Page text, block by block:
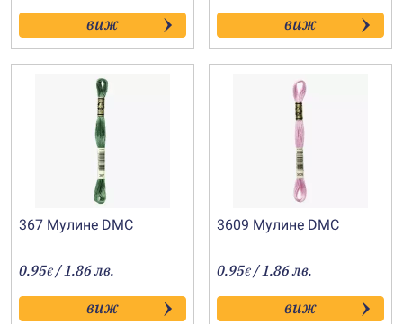
виж виж
367 Мулине DMC
0.95€ / 1.86 лв.
виж
3609 Мулине DMC
0.95€ / 1.86 лв.
виж